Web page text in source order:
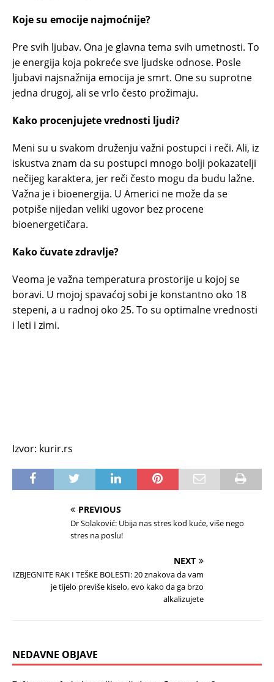
Koje su emocije najmoćnije?
Pre svih ljubav. Ona je glavna tema svih umetnosti. To
je energija koja pokreće sve ljudske odnose. Posle
ljubavi najsnažnija emocija je smrt. One su suprotne
jedna drugoj, ali se vrlo često prožimaju.
Kako procenjujete vrednosti ljudi?
Meni su u svakom druženju važni postupci i reči. Ali, iz
iskustva znam da su postupci mnogo bolji pokazatelji
nečijeg karaktera, jer reči često mogu da budu lažne.
Važna je i bioenergija. U Americi ne može da se
potpiše nijedan veliki ugovor bez procene
bioenergetičara.
Kako čuvate zdravlje?
Veoma je važna temperatura prostorije u kojoj se
boravi. U mojoj spavaćoj sobi je konstantno oko 18
stepeni, a u radnoj oko 25. To su optimalne vrednosti
i leti i zimi.
Izvor: kurir.rs
PREVIOUS
Dr Solaković: Ubija nas stres kod kuće, više nego
stres na poslu!
NEXT
IZBJEGNITE RAK I TEŠKE BOLESTI: 20 znakova da vam
je tijelo previše kiselo, evo kako da ga brzo
alkalizujete
NEDAVNE OBJAVE